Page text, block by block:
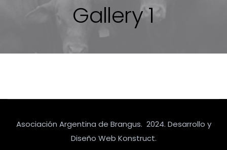
Gallery 1
Asociación Argentina de Brangus. 2024. Desarrollo y
Diseño Web Konstruct.